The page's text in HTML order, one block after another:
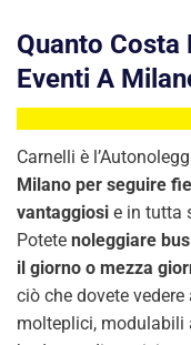
Quanto Costa
Eventi A
Carnelli è
Milano per seguire
vantaggiosi e in tutta
Potete noleggiare
il giorno o mezza
ciò che dovete
molteplici, modulabili